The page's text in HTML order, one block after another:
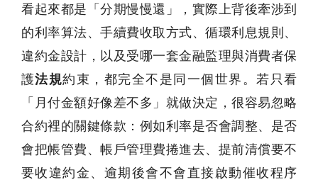
看起來都是「分期慢慢還」，實際上背後牽涉到
的利率算法、手續費收取方式、循環利息規則、
違約金設計，以及受哪一套金融監理與消費者保
護法規約束，都完全不是同一個世界。若只看
「月付金額好像差不多」就做決定，很容易忽略
合約裡的關鍵條款：例如利率是否會調整、是否
會把帳管費、帳戶管理費捲進去、提前清償要不
要收違約金、逾期後會不會直接啟動催收程序